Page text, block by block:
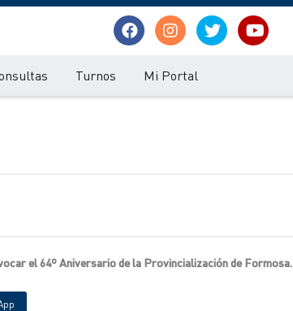
Turnos Mi Portal
el 64º Aniversario de la Provincialización de Formosa.